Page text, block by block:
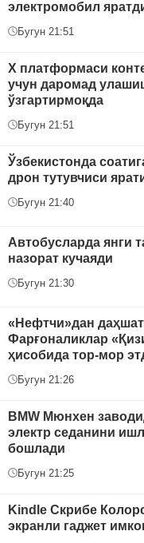
электромобил
Бугун 21:51
Х платформаси
учун даромад
ўзгартирмоқда
Бугун 21:51
Ўзбекистонда
дрон тутувчиси
Бугун 21:40
Автобусларда янги
назорат кучаяди
Бугун 21:30
«Нефтчи»дан
Фарғоналиклар
ҳисобида тор-мор
Бугун 21:26
BMW Mюнхен
электр седанини
бошлади
Бугун 21:25
Kindle Скрибе
экранли гаджет